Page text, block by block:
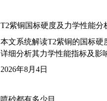
T2紫铜国标硬度及力学性能分
本文系统解读T2紫铜的国标硬
详细分析其力学性能指标及影
2026年8月4日
喷砂都有多少目